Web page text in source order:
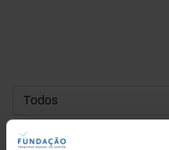
DATA DE INÍCIO